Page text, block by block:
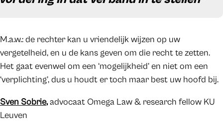
M.a.w.: de rechter kan u vriendelijk wijzen op uw
vergetelheid, en u de kans geven om die recht te zetten.
Het gaat evenwel om een ‘mogelijkheid’ en niet om een
‘verplichting’, dus u houdt er toch maar best uw hoofd bij.
Sven Sobrie,advocaat Omega Law & research fellow KU
Leuven